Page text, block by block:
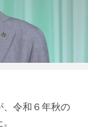
、令和６年秋の